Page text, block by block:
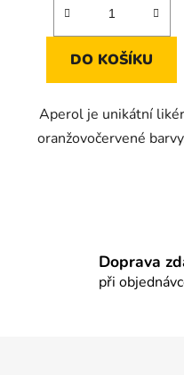
DO KOŠÍKU
Aperol je unikátní likér
oranžovočervené
Doprava
při